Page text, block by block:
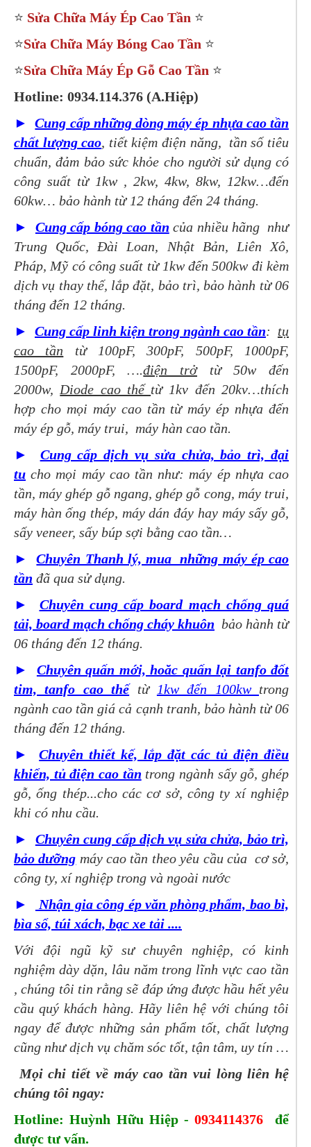
⭐ Sửa Chữa Máy Ép Cao Tần ⭐
⭐Sửa Chữa Máy Bóng Cao Tần ⭐
⭐Sửa Chữa Máy Ép Gỗ Cao Tần ⭐
Hotline: 0934.114.376 (A.Hiệp)
►Cung cấp những dòng máy ép nhựa cao tần
chất lượng cao, tiết kiệm điện năng, tần số tiêu
chuẩn, đảm bảo sức khỏe cho người sử dụng có
công suất từ 1kw , 2kw, 4kw, 8kw, 12kw…đến
60kw… bảo hành từ 12 tháng đến 24 tháng.
► Cung cấp bóng cao tần của nhiều hãng như
Trung Quốc, Đài Loan, Nhật Bản, Liên Xô,
Pháp, Mỹ có công suất từ 1kw đến 500kw đi kèm
dịch vụ thay thế, lắp đặt, bảo trì, bảo hành từ 06
tháng đến 12 tháng.
► Cung cấp linh kiện trong ngành cao tần: tụ
cao tần từ 100pF, 300pF, 500pF, 1000pF,
1500pF, 2000pF, ….điện trởtừ 50w đến
2000w, Diode cao thế từ 1kv đến 20kv…thích
hợp cho mọi máy cao tần từ máy ép nhựa đến
máy ép gỗ, máy trui, máy hàn cao tần.
► Cung cấp dịch vụ sửa chửa, bảo trì, đại
tu cho mọi máy cao tần như: máy ép nhựa cao
tần, máy ghép gỗ ngang, ghép gỗ cong, máy trui,
máy hàn ống thép, máy dán đáy hay máy sấy gỗ,
sấy veneer, sấy búp sợi bằng cao tần…
►Chuyên Thanh lý, mua những máy ép cao
tần đã qua sử dụng.
► Chuyên cung cấp board mạch chống quá
tải, board mạch chống cháy khuôn bảo hành từ
06 tháng đến 12 tháng.
► Chuyên quấn mới, hoăc quấn lại tanfo đốt
tim, tanfo cao thếtừ 1kw đến 100kw trong
ngành cao tần giá cả cạnh tranh, bảo hành từ 06
tháng đến 12 tháng.
►Chuyên thiết kế, lắp đặt các tủ điện điều
khiển, tủ điện cao tần trong ngành sấy gỗ, ghép
gỗ, ống thép...cho các cơ sở, công ty xí nghiệp
khi có nhu cầu.
► Chuyên cung cấp dịch vụ sửa chửa, bảo trì,
bảo dưỡng máy cao tần theo yêu cầu của cơ sở,
công ty, xí nghiệp trong và ngoài nước
►
Nhận gia công ép văn phòng phẩm, bao bì,
bìa sổ, túi xách, bạc xe tải ....
Với đội ngũ kỹ sư chuyên nghiệp, có kinh
nghiệm dày dặn, lâu năm trong lĩnh vực cao tần
, chúng tôi tin rằng sẽ đáp ứng được hầu hết yêu
cầu quý khách hàng. Hãy liên hệ với chúng tôi
ngay để được những sản phẩm tốt, chất lượng
cũng như dịch vụ chăm sóc tốt, tận tâm, uy tín …
Mọi chi tiết về máy cao tần vui lòng liên hệ
chúng tôi ngay:
Hotline: Huỳnh Hữu Hiệp -0934114376 để
được tư vấn.